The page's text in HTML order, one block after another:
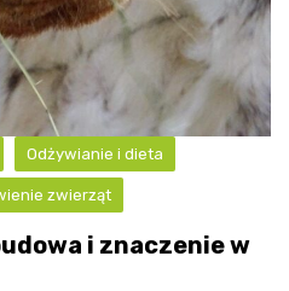
Odżywianie i dieta
zwierząt
i znaczenie w